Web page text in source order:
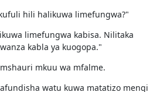
hili halikuwa limefungwa?"
limefungwa kabisa. Nilitaka
kabla ya kuogopa."
mkuu wa mfalme.
watu kuwa matatizo mengi